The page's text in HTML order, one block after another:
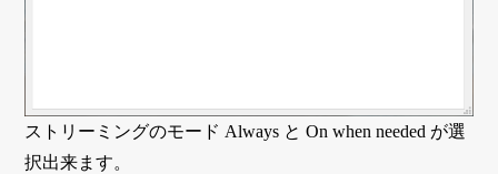
ストリーミングのモード Always と On when needed が選
択出来ます。